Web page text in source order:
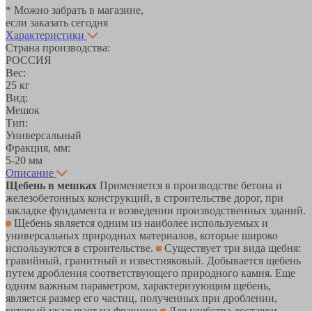
* Можно забрать в магазине,
если заказать сегодня
Характеристики
Страна производства:
РОССИЯ
Вес:
25 кг
Вид:
Мешок
Тип:
Универсальный
Фракция, мм:
5-20 мм
Описание
Щебень в мешках Применяется в производстве бетона и
железобетонных конструкций, в строительстве дорог, при
закладке фундамента и возведении производственных зданий.
Щебень является одним из наиболее используемых и
универсальных природных материалов, которые широко
используются в строительстве.
Существует три вида щебня:
гравийный, гранитный и известняковый. Добывается щебень
путем дробления соответствующего природного камня. Еще
одним важным параметром, характеризующим щебень,
является размер его частиц, полученных при дроблении,